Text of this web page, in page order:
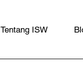
Tentang ISW